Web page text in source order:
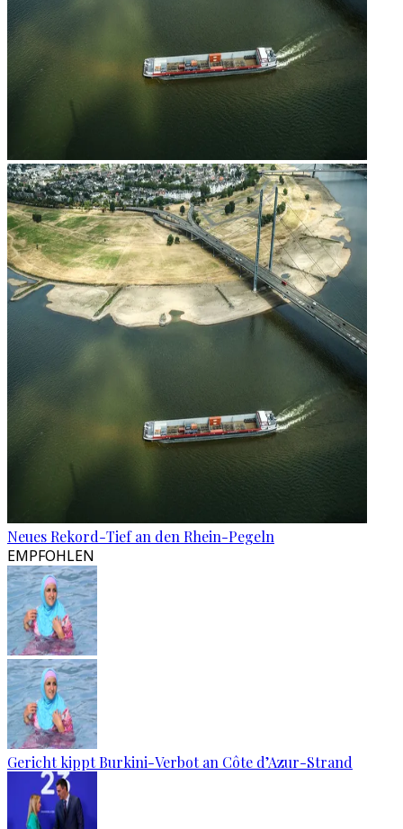
Neues Rekord-Tief an den Rhein-Pegeln
EMPFOHLEN
Gericht kippt Burkini-Verbot an Côte d’Azur-Strand